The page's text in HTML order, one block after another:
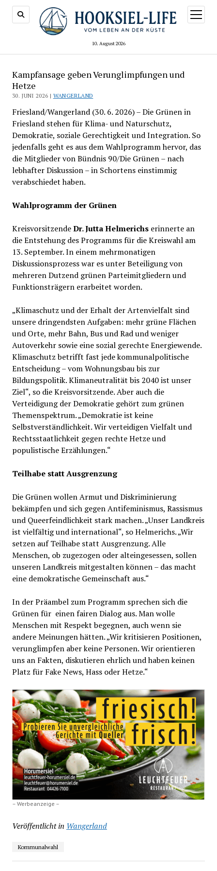
10. August 2026
Menü
öffnen
Kampfansage geben Verunglimpfungen und
Hetze
30. JUNI 2026 | WANGERLAND
Friesland/Wangerland (30. 6. 2026) – Die Grünen in
Friesland stehen für Klima- und Naturschutz,
Demokratie, soziale Gerechtigkeit und Integration. So
jedenfalls geht es aus dem Wahlprogramm hervor, das
die Mitglieder von Bündnis 90/Die Grünen – nach
lebhafter Diskussion – in Schortens einstimmig
verabschiedet haben.
Wahlprogramm der Grünen
KreisvorsitzendeDr. Jutta Helmerichserinnerte an
die Entstehung des Programms für die Kreiswahl am
13. September. In einem mehrmonatigen
Diskussionsprozess war es unter Beteiligung von
mehreren Dutzend grünen Parteimitgliedern und
Funktionsträgern erarbeitet worden.
„Klimaschutz und der Erhalt der Artenvielfalt sind
unsere dringendsten Aufgaben: mehr grüne Flächen
und Orte, mehr Bahn, Bus und Rad und weniger
Autoverkehr sowie eine sozial gerechte Energiewende.
Klimaschutz betrifft fast jede kommunalpolitische
Entscheidung – vom Wohnungsbau bis zur
Bildungspolitik. Klimaneutralität bis 2040 ist unser
Ziel“, so die Kreisvorsitzende. Aber auch die
Verteidigung der Demokratie gehört zum grünen
Themenspektrum. „Demokratie ist keine
Selbstverständlichkeit. Wir verteidigen Vielfalt und
Rechtsstaatlichkeit gegen rechte Hetze und
populistische Erzählungen.“
Teilhabe statt Ausgrenzung
Die Grünen wollen Armut und Diskriminierung
bekämpfen und sich gegen Antifeminismus, Rassismus
und Queerfeindlichkeit stark machen. „Unser Landkreis
ist vielfältig und international“, so Helmerichs. „Wir
setzen auf Teilhabe statt Ausgrenzung. Alle
Menschen, ob zugezogen oder alteingesessen, sollen
unseren Landkreis mitgestalten können – das macht
eine demokratische Gemeinschaft aus.“
In der Präambel zum Programm sprechen sich die
Grünen für einen fairen Dialog aus. Man wolle
Menschen mit Respekt begegnen, auch wenn sie
andere Meinungen hätten. „Wir kritisieren Positionen,
verunglimpfen aber keine Personen. Wir orientieren
uns an Fakten, diskutieren ehrlich und haben keinen
Platz für Fake News, Hass oder Hetze.“
– Werbeanzeige –
Veröffentlicht in Wangerland
Kommunalwahl